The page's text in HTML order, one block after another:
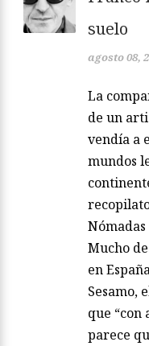
suelo
agosto 08,
La
de un
vendía a
mundos
Nómadas
Mucho
en
Sesamo,
que “con
parece